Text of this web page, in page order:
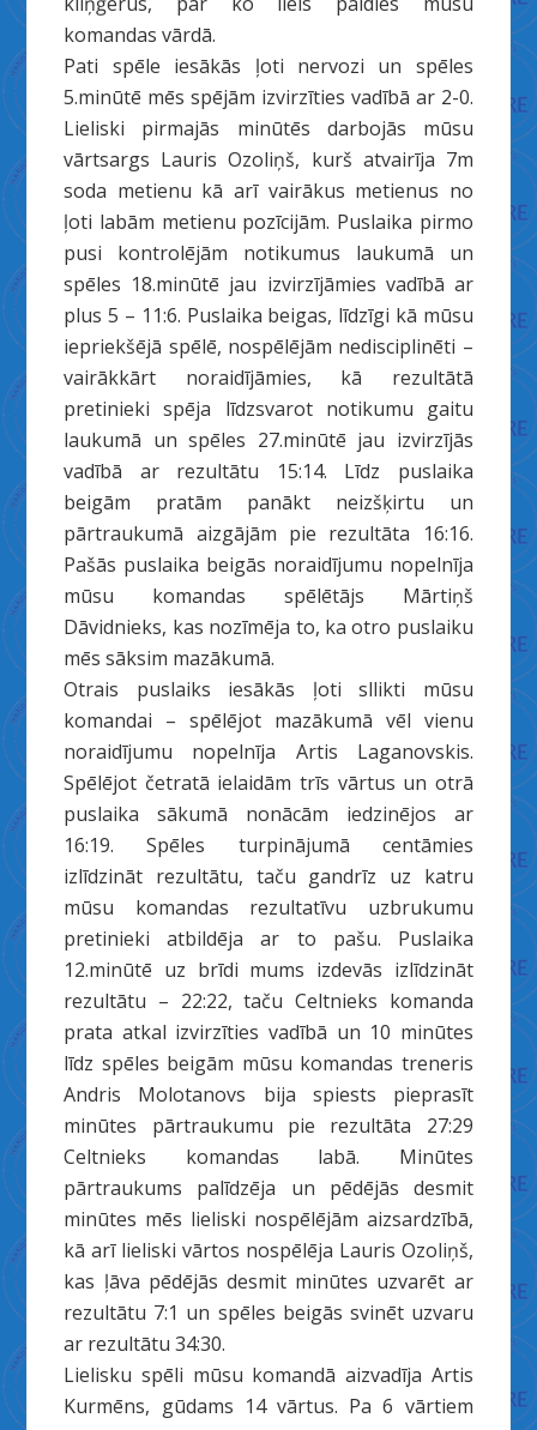
komandas vārdā.
Pati spēle iesākās ļoti nervozi un spēles
5.minūtē mēs spējām izvirzīties vadībā ar 2-0.
Lieliski pirmajās minūtēs darbojās mūsu
vārtsargs Lauris Ozoliņš, kurš atvairīja 7m
soda metienu kā arī vairākus metienus no
ļoti labām metienu pozīcijām. Puslaika pirmo
pusi kontrolējām notikumus laukumā un
spēles 18.minūtē jau izvirzījāmies vadībā ar
plus 5 – 11:6. Puslaika beigas, līdzīgi kā mūsu
iepriekšējā spēlē, nospēlējām nedisciplinēti –
vairākkārt noraidījāmies, kā rezultātā
pretinieki spēja līdzsvarot notikumu gaitu
laukumā un spēles 27.minūtē jau izvirzījās
vadībā ar rezultātu 15:14. Līdz puslaika
beigām pratām panākt neizšķirtu un
pārtraukumā aizgājām pie rezultāta 16:16.
Pašās puslaika beigās noraidījumu nopelnīja
mūsu komandas spēlētājs Mārtiņš
Dāvidnieks, kas nozīmēja to, ka otro puslaiku
mēs sāksim mazākumā.
Otrais puslaiks iesākās ļoti sllikti mūsu
komandai – spēlējot mazākumā vēl vienu
noraidījumu nopelnīja Artis Laganovskis.
Spēlējot četratā ielaidām trīs vārtus un otrā
puslaika sākumā nonācām iedzinējos ar
16:19. Spēles turpinājumā centāmies
izlīdzināt rezultātu, taču gandrīz uz katru
mūsu komandas rezultatīvu uzbrukumu
pretinieki atbildēja ar to pašu. Puslaika
12.minūtē uz brīdi mums izdevās izlīdzināt
rezultātu – 22:22, taču Celtnieks komanda
prata atkal izvirzīties vadībā un 10 minūtes
līdz spēles beigām mūsu komandas treneris
Andris Molotanovs bija spiests pieprasīt
minūtes pārtraukumu pie rezultāta 27:29
Celtnieks komandas labā. Minūtes
pārtraukums palīdzēja un pēdējās desmit
minūtes mēs lieliski nospēlējām aizsardzībā,
kā arī lieliski vārtos nospēlēja Lauris Ozoliņš,
kas ļāva pēdējās desmit minūtes uzvarēt ar
rezultātu 7:1 un spēles beigās svinēt uzvaru
ar rezultātu 34:30.
Lielisku spēli mūsu komandā aizvadīja Artis
Kurmēns, gūdams 14 vārtus. Pa 6 vārtiem